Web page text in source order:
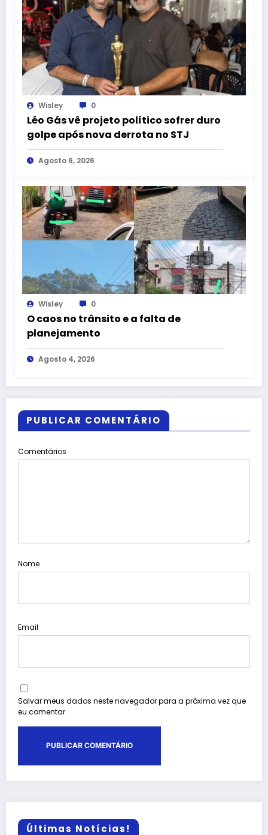
Wisley 0
Léo Gás vê projeto político sofrer duro
golpe após nova derrota no STJ
Agosto 6, 2026
Wisley 0
O caos no trânsito e a falta de
planejamento
Agosto 4, 2026
PUBLICAR COMENTÁRIO
Comentários
Nome
Email
Salvar meus dados neste navegador para a próxima vez que
eu comentar.
Últimas Notícias!